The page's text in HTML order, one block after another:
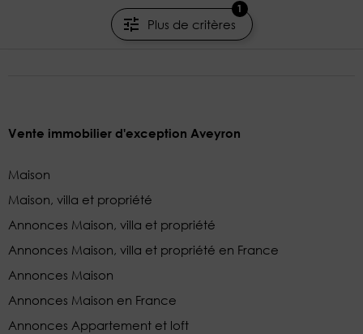
Plus de critères
1
Agences de France
Vente immobilier d'exception Aveyron
Maison
Maison, villa et propriété
Annonces Maison, villa et propriété
Annonces Maison, villa et propriété en France
Annonces Maison
Annonces Maison en France
Annonces Appartement et loft